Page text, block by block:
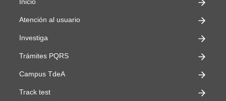
Inicio
Atención al usuario
Investiga
Trámites PQRS
Campus TdeA
Track test